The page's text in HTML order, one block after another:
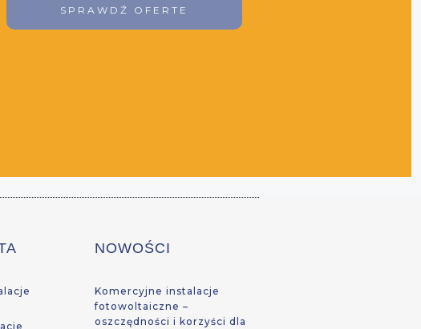
SPRAWDŹ OFERTE
NOWOŚCI
Komercyjne instalacje
fotowoltaiczne –
oszczędności i korzyści dla